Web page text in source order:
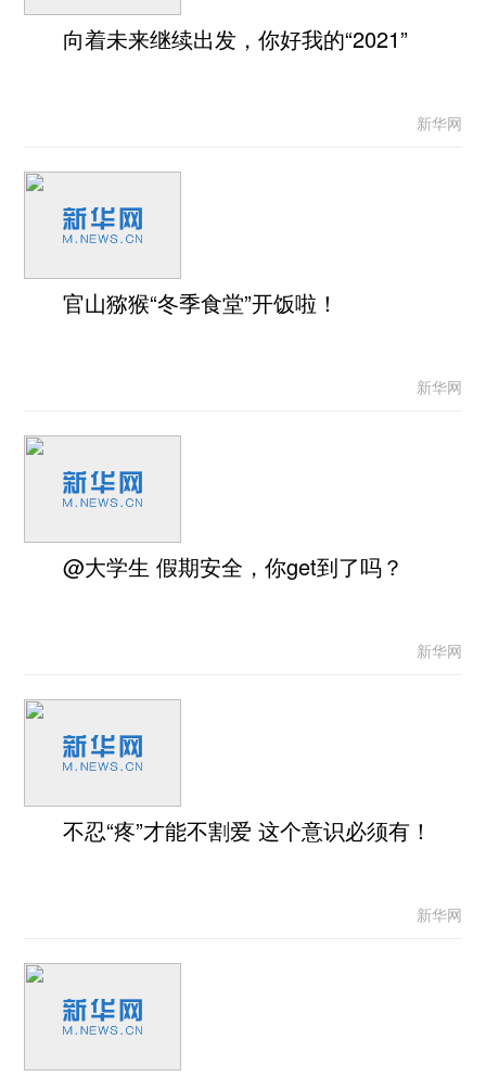
向着未来继续出发，你好我的“2021”
新华网
官山猕猴“冬季食堂”开饭啦！
新华网
@大学生 假期安全，你get到了吗？
新华网
不忍“疼”才能不割爱 这个意识必须有！
新华网